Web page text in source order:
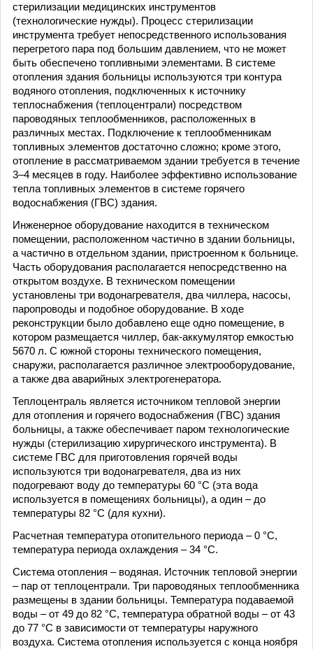
стерилизации медицинских инструментов
(технологические нужды). Процесс стерилизации
инструмента требует непосредственного использования
перегретого пара под большим давлением, что не может
быть обеспечено топливными элементами. В системе
отопления здания больницы используются три контура
водяного отопления, подключенных к источнику
теплоснабжения (теплоцентрали) посредством
пароводяных теплообменников, расположенных в
различных местах. Подключение к теплообменникам
топливных элементов достаточно сложно; кроме этого,
отопление в рассматриваемом здании требуется в течение
3–4 месяцев в году. Наиболее эффективно использование
тепла топливных элементов в системе горячего
водоснабжения (ГВС) здания.
Инженерное оборудование находится в техническом
помещении, расположенном частично в здании больницы,
а частично в отдельном здании, пристроенном к больнице.
Часть оборудования располагается непосредственно на
открытом воздухе. В техническом помещении
установлены три водонагревателя, два чиллера, насосы,
паропроводы и подобное оборудование. В ходе
реконструкции было добавлено еще одно помещение, в
котором размещается чиллер, бак-аккумулятор емкостью
5670 л. С южной стороны технического помещения,
снаружи, располагается различное электрооборудование,
а также два аварийных электрогенератора.
Теплоцентраль является источником тепловой энергии
для отопления и горячего водоснабжения (ГВС) здания
больницы, а также обеспечивает паром технологические
нужды (стерилизацию хирургического инструмента). В
системе ГВС для приготовления горячей воды
используются три водонагревателя, два из них
подогревают воду до температуры 60 °C (эта вода
используется в помещениях больницы), а один – до
температуры 82 °C (для кухни).
Расчетная температура отопительного периода – 0 °C,
температура периода охлаждения – 34 °C.
Система отопления – водяная. Источник тепловой энергии
– пар от теплоцентрали. Три пароводяных теплообменника
размещены в здании больницы. Температура подаваемой
воды – от 49 до 82 °C, температура обратной воды – от 43
до 77 °C в зависимости от температуры наружного
воздуха. Система отопления используется с конца ноября